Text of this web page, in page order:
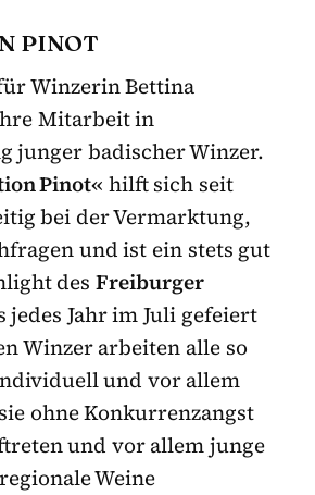
PINOT
Winzerin Bettina
Mitarbeit in
junger badischer Winzer.
Pinot« hilft sich seit
bei der Vermarktung,
und ist ein stets gut
des Freiburger
jedes Jahr im Juli gefeiert
Winzer arbeiten alle so
und vor allem
ohne Konkurrenzangst
und vor allem junge
Weine